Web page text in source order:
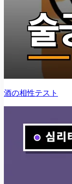
酒の相性テスト